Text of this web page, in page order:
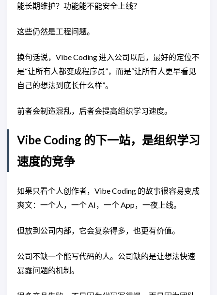
能长期维护？功能能不能安全上线？
这些仍然是工程问题。
换句话说，Vibe Coding 进入公司以后，最好的定位不
是“让所有人都变成程序员”，而是“让所有人更早看见
自己的想法到底长什么样”。
前者会制造混乱，后者会提高组织学习速度。
Vibe Coding 的下一站，是组织学习
速度的竞争
如果只看个人创作者，Vibe Coding 的故事很容易变成
爽文：一个人，一个 AI，一个 App，一夜上线。
但放到公司内部，它会复杂得多，也更有价值。
公司不缺一个能写代码的人。公司缺的是让想法快速
暴露问题的机制。